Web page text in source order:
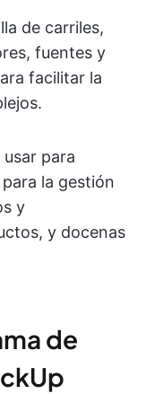
de carriles,
fuentes y
facilitar la
para
la gestión
y
y docenas
de